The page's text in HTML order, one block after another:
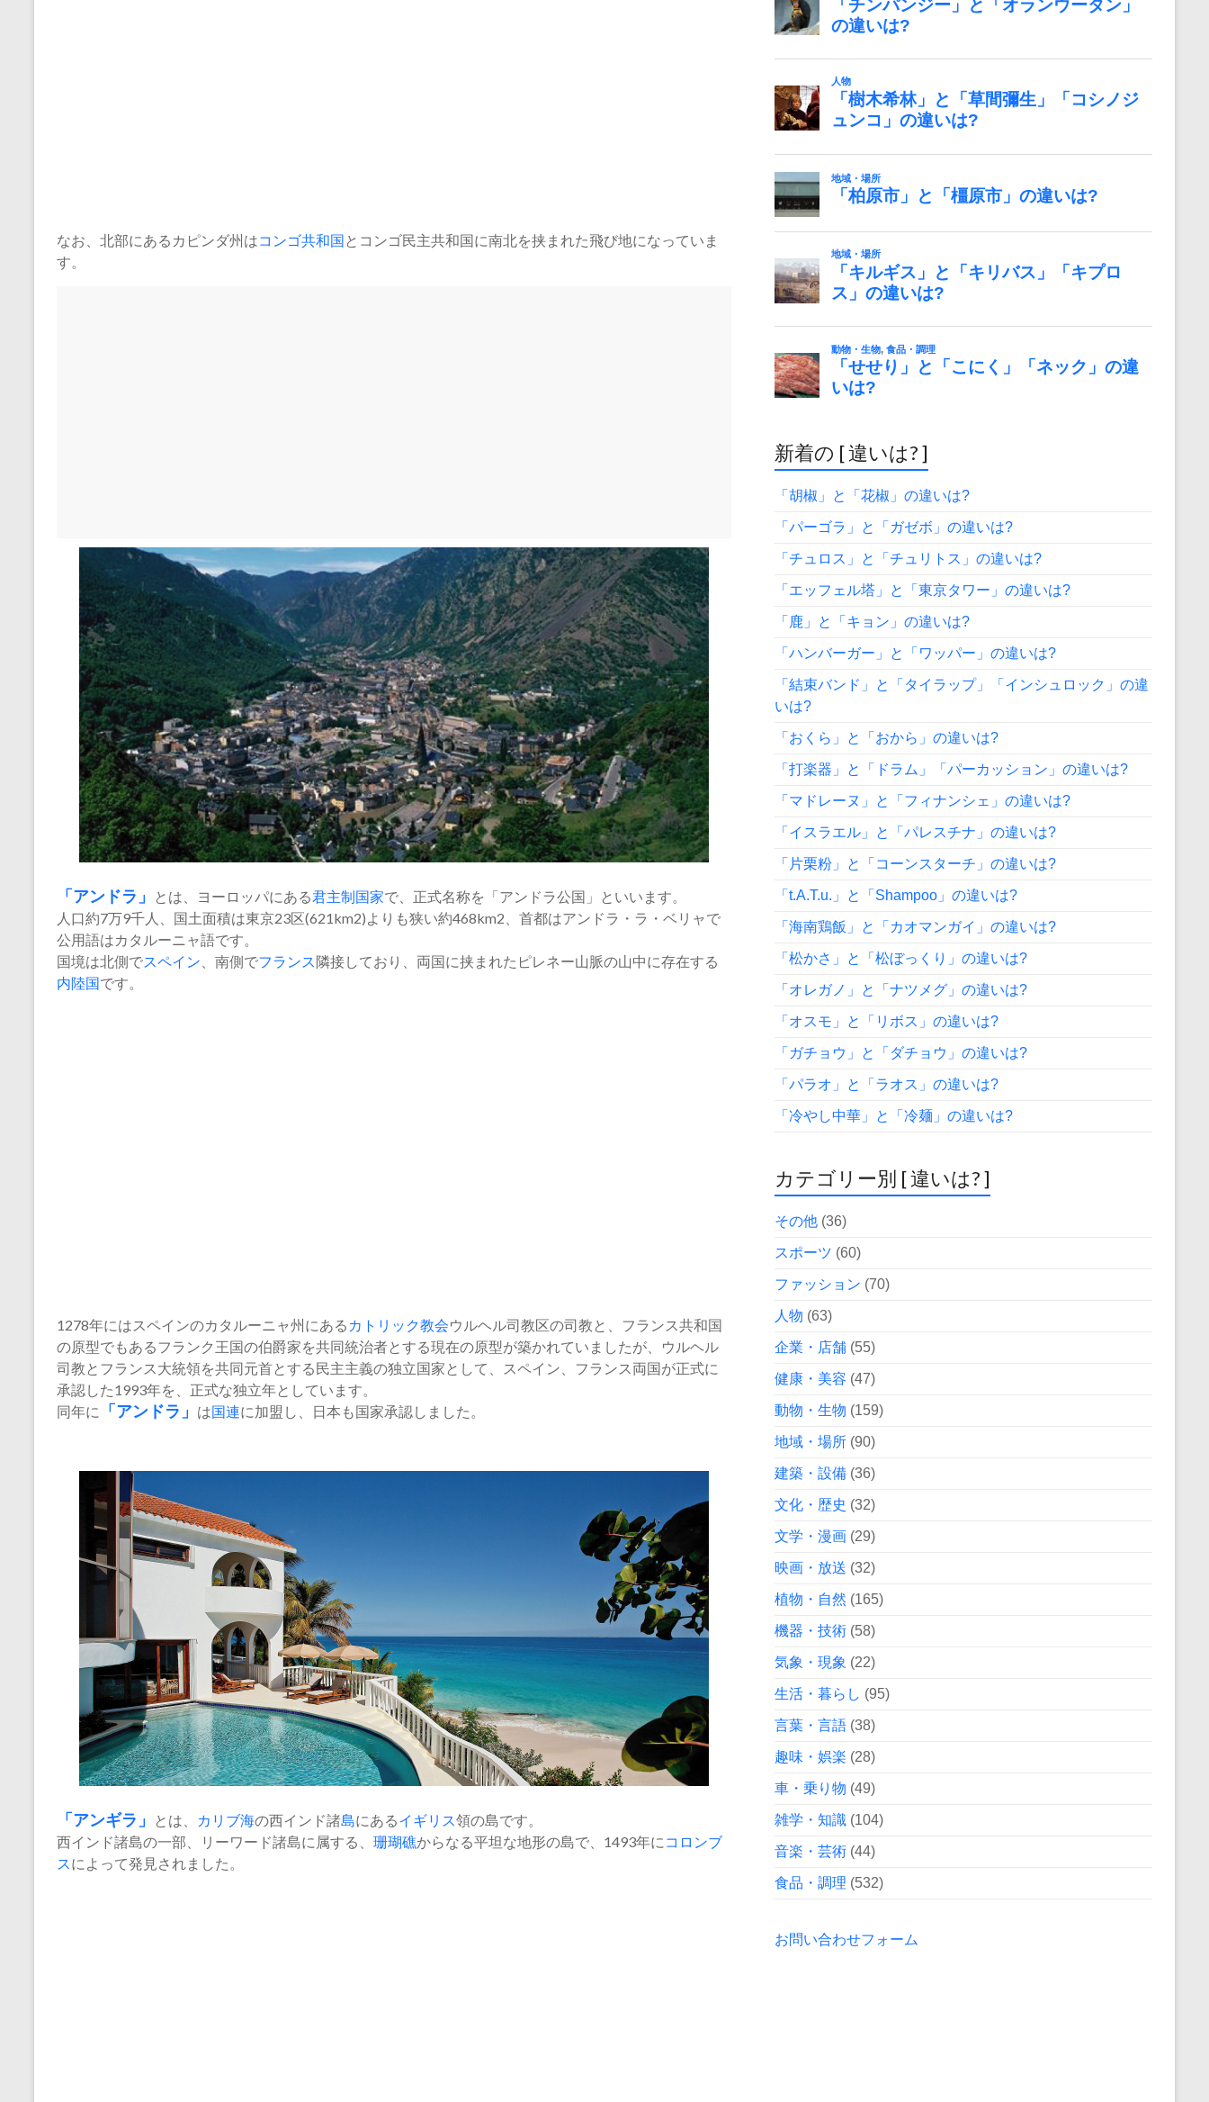
なお、北部にあるカピンダ州はコンゴ共和国 とコンゴ民主共和国に南北を挟まれた飛び地になっていま
す。
「 アンドラ 」 とは、ヨーロッパにある君主制国家で、正式名称を「アンドラ公国」といいます。
人口約7万9千人、国土面積は東京23区(621km2)よりも狭い約468km2、首都はアンドラ・ラ・ベリャで
公用語はカタルーニャ語です。
国境は北側でスペイン 、南側でフランス隣接しており、両国に挟まれたピレネー山脈の山中に存在する
内陸国です。
1278年にはスペインのカタルーニャ州にある カトリック教会ウルヘル司教区の司教と、フランス共和国
の原型でもあるフランク王国の伯爵家を共同統治者とする現在の原型が築かれていましたが、ウルヘル
司教とフランス大統領を共同元首とする民主主義の独立国家として、スペイン、フランス両国が正式に
承認した1993年を、正式な独立年としています。
同年に
「アンドラ」 は国連に加盟し、日本も国家承認しました。
「 アンギラ 」 とは、 カリブ海の西インド諸島にあるイギリス領の島です。
西インド諸島の一部、リーワード諸島に属する、 珊瑚礁からなる平坦な地形の島で、1493年に コロンブ
スによって発見されました。
新着の [ 違いは? ]
「胡椒」と「花椒」の違いは?
「パーゴラ」と「ガゼボ」の違いは?
「チュロス」と「チュリトス」の違いは?
「エッフェル塔」と「東京タワー」の違いは?
「鹿」と「キョン」の違いは?
「ハンバーガー」と「ワッパー」の違いは?
「結束バンド」と「タイラップ」「インシュロック」の違
いは?
「おくら」と「おから」の違いは?
「打楽器」と「ドラム」「パーカッション」の違いは?
「マドレーヌ」と「フィナンシェ」の違いは?
「イスラエル」と「パレスチナ」の違いは?
「片栗粉」と「コーンスターチ」の違いは?
「t.A.T.u.」と「Shampoo」の違いは?
「海南鶏飯」と「カオマンガイ」の違いは?
「松かさ」と「松ぼっくり」の違いは?
「オレガノ」と「ナツメグ」の違いは?
「オスモ」と「リボス」の違いは?
「ガチョウ」と「ダチョウ」の違いは?
「パラオ」と「ラオス」の違いは?
「冷やし中華」と「冷麺」の違いは?
カテゴリー別 [ 違いは? ]
その他 (36)
スポーツ (60)
ファッション (70)
人物 (63)
企業・店舗 (55)
健康・美容 (47)
動物・生物 (159)
地域・場所 (90)
建築・設備 (36)
文化・歴史 (32)
文学・漫画 (29)
映画・放送 (32)
植物・自然 (165)
機器・技術 (58)
気象・現象 (22)
生活・暮らし (95)
言葉・言語 (38)
趣味・娯楽 (28)
車・乗り物 (49)
雑学・知識 (104)
音楽・芸術 (44)
食品・調理 (532)
お問い合わせフォーム